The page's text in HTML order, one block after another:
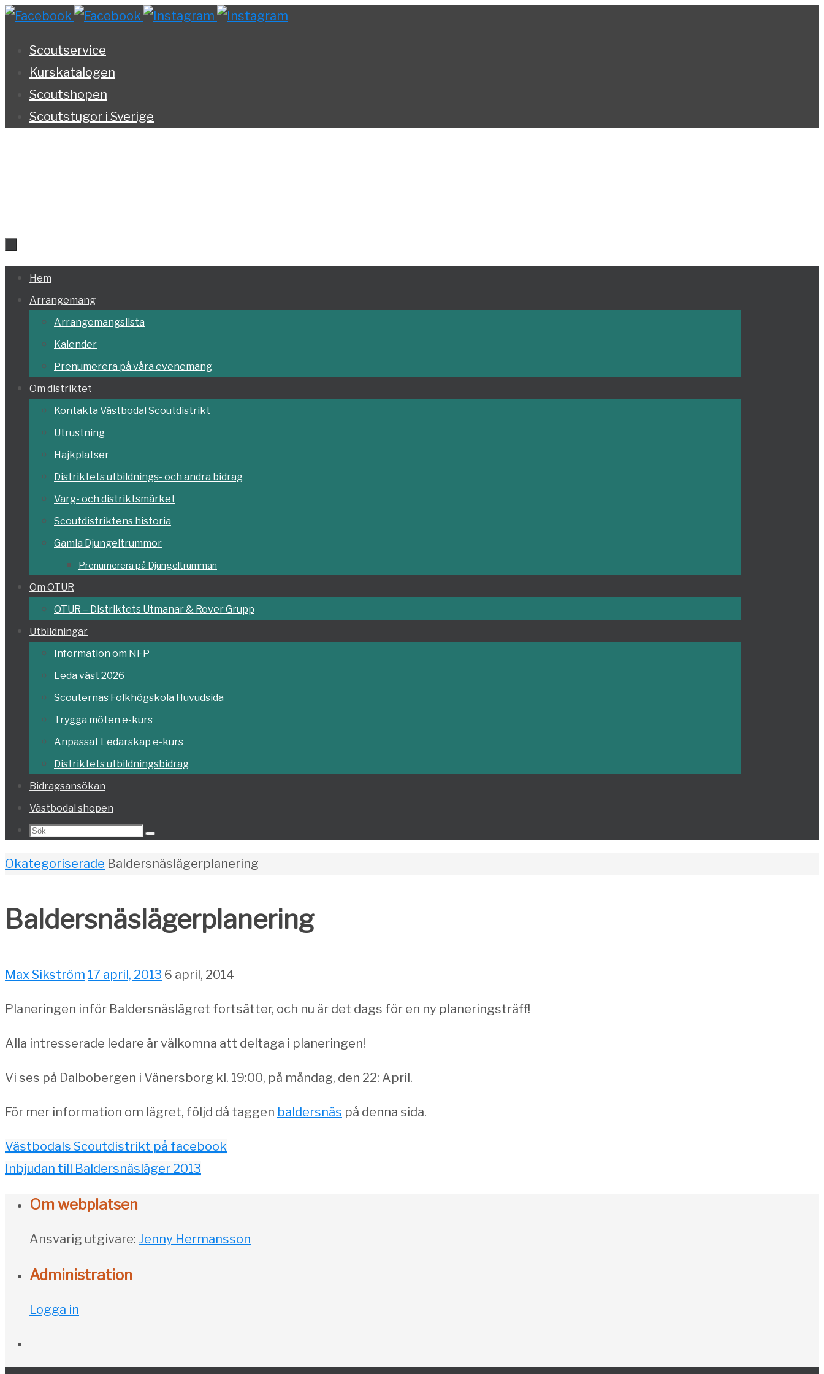
Hoppa
innehållet
Scoutservice
Kurskatalogen
Scoutshopen
Scoutstugor i Sverige
Hoppa
till
innehållet
Hem
Arrangemang
Arrangemangslista
Kalender
Prenumerera på våra evenemang
Om distriktet
Kontakta Västbodal Scoutdistrikt
Utrustning
Hajkplatser
Distriktets utbildnings- och andra bidrag
Varg- och distriktsmärket
Scoutdistriktens historia
Gamla Djungeltrummor
Prenumerera på Djungeltrumman
Om OTUR
OTUR – Distriktets Utmanar & Rover Grupp
Utbildningar
Information om NFP
Leda väst 2026
Scouternas Folkhögskola Huvudsida
Trygga möten e-kurs
Anpassat Ledarskap e-kurs
Distriktets utbildningsbidrag
Bidragsansökan
Västbodal shopen
Search
Sök
Home
Okategoriserade Baldersnäslägerplanering
Baldersnäslägerplanering
Max Sikström 17 april, 2013 6 april, 2014
Planeringen inför Baldersnäslägret fortsätter, och nu är det dags för en ny planeringsträff!
Alla intresserade ledare är välkomna att deltaga i planeringen!
Vi ses på Dalbobergen i Vänersborg kl. 19:00, på måndag, den 22: April.
För mer information om lägret, följd då taggen baldersnäs på denna sida.
Västbodals Scoutdistrikt på facebook
Inbjudan till Baldersnäsläger 2013
Om webplatsen
Ansvarig utgivare: Jenny Hermansson
Administration
Logga in